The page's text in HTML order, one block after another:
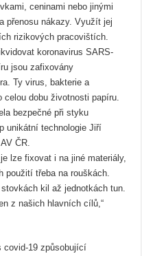
ceninami nebo jinými
přenosu nákazy. Využít jej
rizikových pracovištích.
koronavirus SARS-
jsou zafixovány
Ty virus, bakterie a
dobu životnosti papíru.
bezpečné při styku
unikátní technologie Jiří
ČR.
lze fixovat i na jiné materiály,
třeba na rouškách.
kil až jednotkách tun.
z našich hlavních cílů,“
covid-19 způsobující